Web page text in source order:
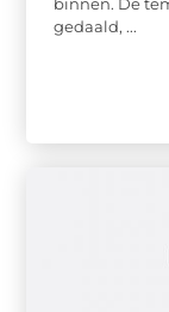
gedaald, ...